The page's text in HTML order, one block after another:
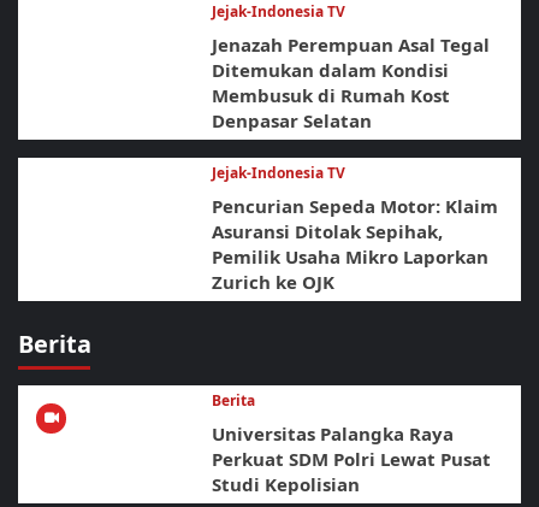
Jejak-Indonesia TV
Jenazah Perempuan Asal Tegal
Ditemukan dalam Kondisi
Membusuk di Rumah Kost
Denpasar Selatan
Jejak-Indonesia TV
Pencurian Sepeda Motor: Klaim
Asuransi Ditolak Sepihak,
Pemilik Usaha Mikro Laporkan
Zurich ke OJK
Berita
Berita
Universitas Palangka Raya
Perkuat SDM Polri Lewat Pusat
Studi Kepolisian